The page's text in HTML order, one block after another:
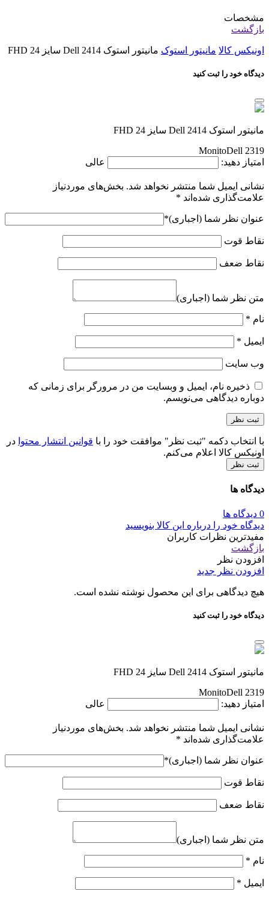
مشخصات
بازگشت
اونیکس کالا مانیتور استوک مانیتور استوک Dell 2414 سایز 24 FHD
دیدگاه خود را ثبت کنید
مانیتور استوک Dell 2414 سایز 24 FHD
MonitoDell 2319
امتیاز دهید:
عالی
نشانی ایمیل شما منتشر نخواهد شد. بخش‌های موردنیاز
علامت‌گذاری شده‌اند *
عنوان نظر شما (اجباری)*
نقاط قوت
نقاط ضعف
متن نظر شما (اجباری)
نام *
ایمیل *
وب‌ سایت
ذخیره نام، ایمیل و وبسایت من در مرورگر برای زمانی که
دوباره دیدگاهی می‌نویسم.
با انتخاب دکمه "ثبت نظر" موافقت خود را با قوانین انتشار محتوا در
اونیکس کالا اعلام می‌کنم.
ثبت نظر
دیدگاه ها
0 دیدگاه ها
دیدگاه خود را درباره این کالا بنویسید
مفیدترین نظرات کاربران
بازگشت
افزودن نظر
افزودن نظر جدید
هیچ دیدگاهی برای این محصول نوشته نشده است.
دیدگاه خود را ثبت کنید
مانیتور استوک Dell 2414 سایز 24 FHD
MonitoDell 2319
امتیاز دهید:
عالی
نشانی ایمیل شما منتشر نخواهد شد. بخش‌های موردنیاز
علامت‌گذاری شده‌اند *
عنوان نظر شما (اجباری)*
نقاط قوت
نقاط ضعف
متن نظر شما (اجباری)
نام *
ایمیل *